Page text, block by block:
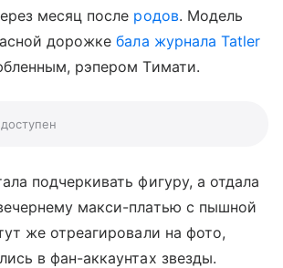
месяц после родов. Модель
дорожкебала журнала Tatler
рэпером Тимати.
подчеркивать фигуру, а отдала
макси-платью с пышной
же отреагировали на фото,
в фан-аккаунтах звезды.